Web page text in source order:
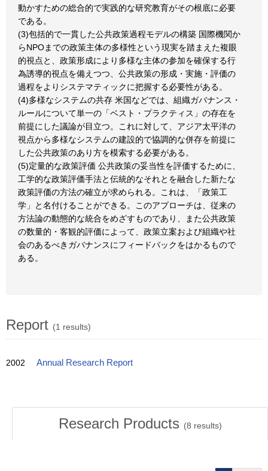
動かすための総合的で実践的な研究教育がその根底に必要
である。
(3)包括的で一貫した公共政策過程モデルの構築 国際機関か
らNPOまでの政策主体の多様性という現実を踏まえた複眼
的視点と、政策形成により多様な主体の参加を確保する行
為誘導的視点を備えつつ、公共政策の形成・実施・評価の
過程をよりシステマティックに把握する必要性がある。
(4)多様なシステムの共存 米国などでは、組織ガバナンス・
ルールについて単一の「ベスト・プラクティス」の存在を
前提にした議論が目立つ。これに対して、アジア太平洋の
視点から多様なシステムの建設的で協調的な併存を前提に
した公共政策のあり方を模索する必要がある。
(5)定量的な政策評価 公共政策の妥当性を評価するために、
工学的な政策評価手法と伝統的なそれとを融合した新たな
政策評価の方法の確立が求められる。これは、「政策工
学」と名付けることができる。このアプローチは、従来の
方法論の動態的な統合をめざすものであり、また公共政策
の数量的・客観的評価によって、政策立案および組織や社
会のあるべきガバナンスにフィードバックをはかるもので
ある。
Report (1 results)
2002 Annual Research Report
Research Products (8 results)